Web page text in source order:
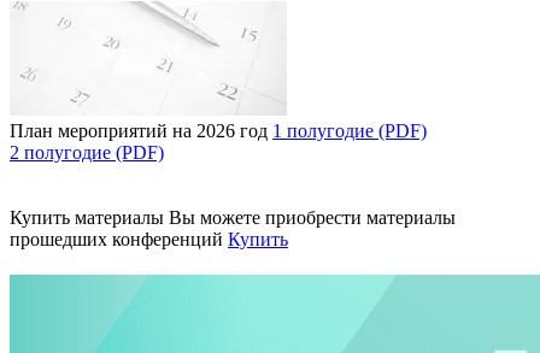
План мероприятий на 2026 год 1 полугодие (PDF)
2 полугодие (PDF)
Купить материалы Вы можете приобрести материалы
прошедших конференций Купить